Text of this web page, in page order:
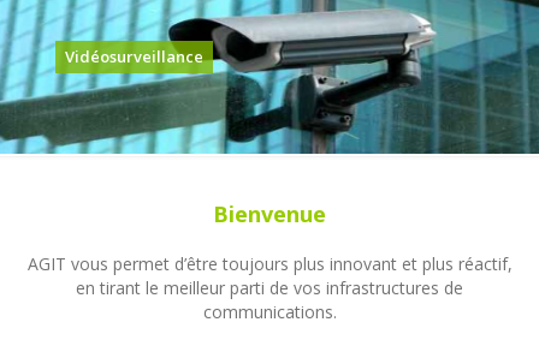
Vidéosurveillance
Bienvenue
AGIT vous permet d’être toujours plus innovant et plus réactif,
en tirant le meilleur parti de vos infrastructures de
communications.